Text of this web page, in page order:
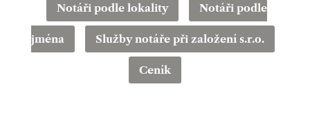
Notáři podle lokality Notáři podle
jména Služby notáře při založení s.r.o.
Ceník